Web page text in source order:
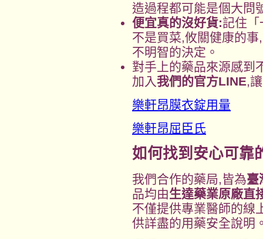
造過程都可能是個大問
便宜真的沒好貨:記住「
不是買菜,攸關健康的
不明智的決定。
對手上的藥品來源感到
加入 我們的官方LINE,
樂軒昂膜衣錠用量
樂軒昂屈臣氏
如何找到安心可靠
我們合作的藥局,皆為臺
品均由生達藥業原廠直
不僅提供專業醫師的線
供詳盡的用藥安全說明